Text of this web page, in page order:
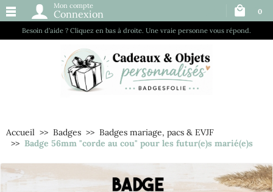
Besoin d’aide ? Cliquez en bas à droite. Une vraie personne vous répond.
Mon compte
Connexion 0
Accueil Badges
Badges mariage, pacs & EVJF
Badge 56mm "corde au cou" pour les futur(e)s marié(e)s